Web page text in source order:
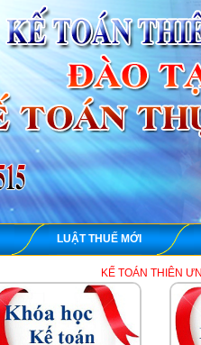
LUẬT THUẾ MỚI
KẾ TOÁN THIÊN ƯNG chuyên